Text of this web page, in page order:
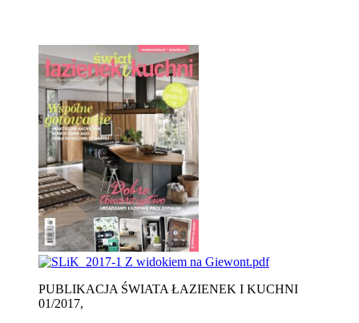
PUBLIKACJA ŚWIATA ŁAZIENEK I KUCHNI
01/2017,